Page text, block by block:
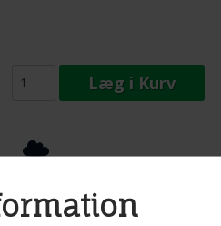
Læg i Kurv